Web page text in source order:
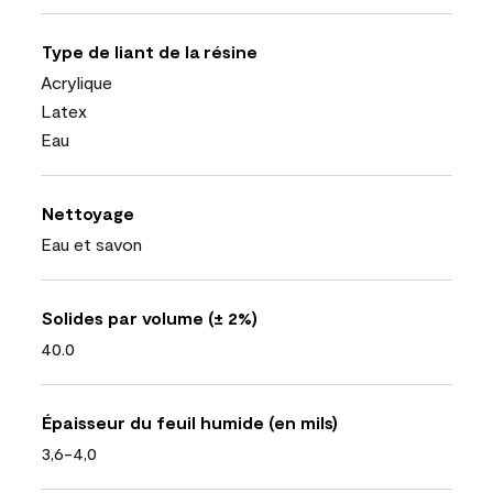
Type de liant de la résine
Acrylique
Latex
Eau
Nettoyage
Eau et savon
Solides par volume (± 2%)
40.0
Épaisseur du feuil humide (en mils)
3,6-4,0